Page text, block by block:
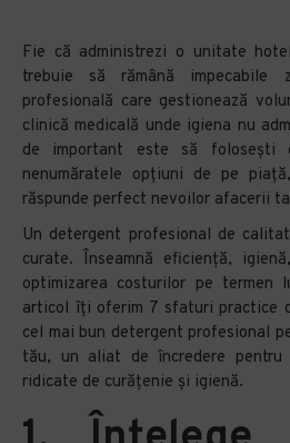
Fie că administrezi o unitate
trebuie să rămână
profesională care gestionează
clinică medicală unde igiena nu
de important este să folosești
nenumăratele opțiuni de pe
răspunde perfect nevoilor afacerii
Un detergent profesional de
curate. Înseamnă eficiență,
optimizarea costurilor pe termen
articol îți oferim 7 sfaturi practice
cel mai bun detergent profesional
tău, un aliat de încredere pentru
ridicate de curățenie și igienă.